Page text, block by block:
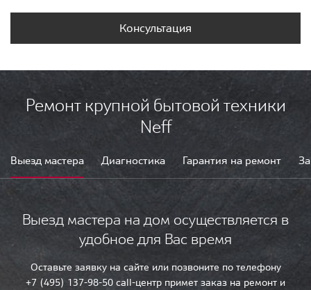
Консультация
Ремонт крупной бытовой техники
Neff
Выезд мастера Диагностика Гарантия на ремонт
Выезд мастера на дом осуществляется в
удобное для Вас время
Оставьте заявку на сайте или позвоните по телефону
+7 (495) 137-98-50 call-центр примет заказ на ремонт и